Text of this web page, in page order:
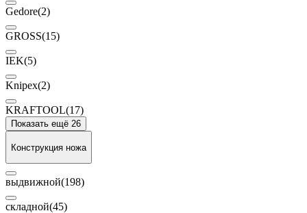
Gedore(2)
GROSS(15)
IEK(5)
Knipex(2)
KRAFTOOL(17)
Показать ещё 26
Конструкция ножа
выдвижной(198)
складной(45)